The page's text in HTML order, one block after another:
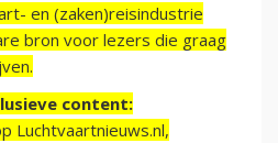
en (zaken)reisindustrie
bron voor lezers die graag
content:
Luchtvaartnieuws.nl,